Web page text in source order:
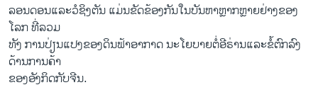
ລອນດອນແລະວໍຊິງຕັນ ແມ່ນຂັດຂ້ອງກັນໃນບັນຫາຫຼາກຫຼາຍຢ່າງຂອງ
ໂລກ ທີ່ລວມ
ທັງ ການປ່ຽນແປງຂອງດິນຟ້າອາກາດ ນະໂຍບາຍຕໍ່ອີຣ່ານແລະຂໍ້ຕົກລົງ
ດ້ານການຄ້າ
ຂອງອັງກິດກັບຈີນ.